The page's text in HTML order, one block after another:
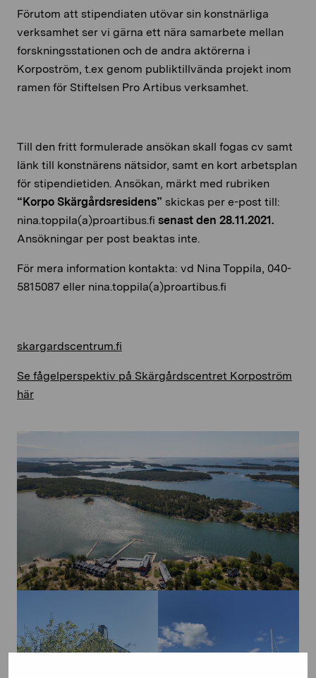
Förutom att stipendiaten utövar sin konstnärliga
verksamhet ser vi gärna ett nära samarbete mellan
forskningsstationen och de andra aktörerna i
Korpoström, t.ex genom publiktillvända projekt inom
ramen för Stiftelsen Pro Artibus verksamhet.
Till den fritt formulerade ansökan skall fogas cv samt
länk till konstnärens nätsidor, samt en kort arbetsplan
för stipendietiden. Ansökan, märkt med rubriken
“Korpo Skärgårdsresidens” skickas per e-post till:
nina.toppila(a)proartibus.fi senast den 28.11.2021.
Ansökningar per post beaktas inte.
För mera information kontakta: vd Nina Toppila, 040-
5815087 eller nina.toppila(a)proartibus.fi
skargardscentrum.fi
Se fågelperspektiv på Skärgårdscentret Korpoström
här